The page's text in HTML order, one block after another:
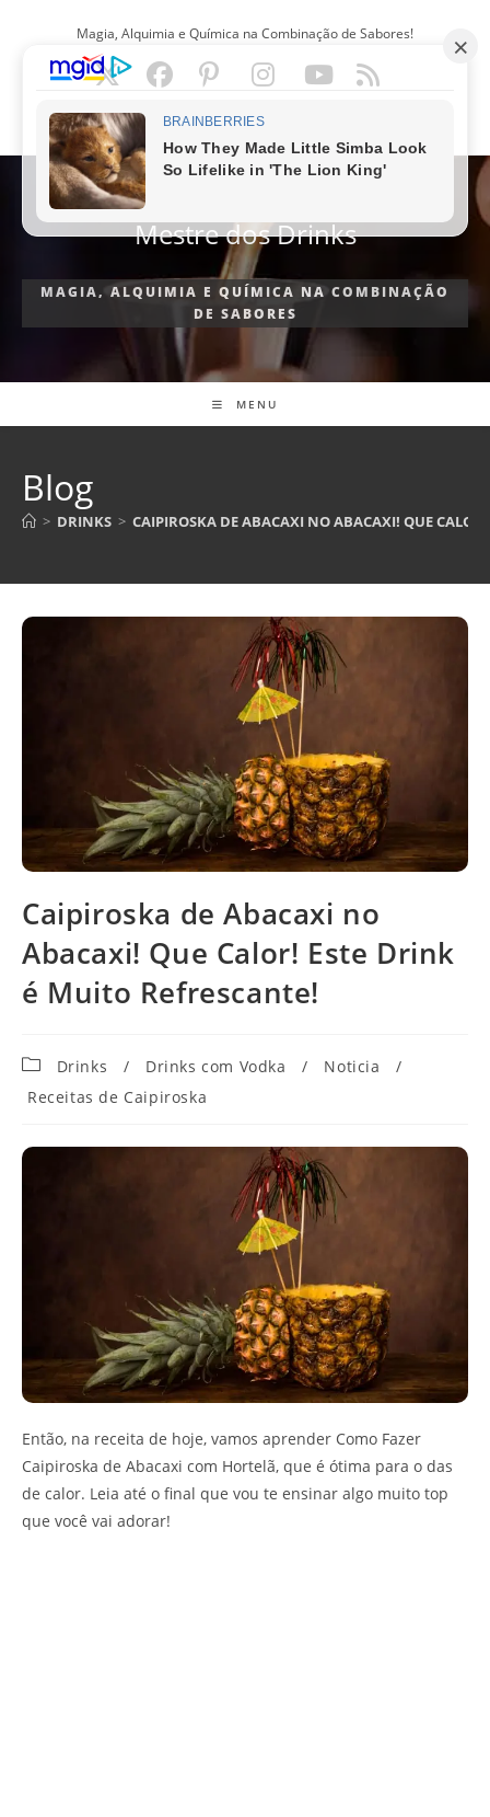
Magia, Alquimia e Química na Combinação de Sabores!
PORTUGUÊS
Mestre dos Drinks
MAGIA, ALQUIMIA E QUÍMICA NA COMBINAÇÃO
DE SABORES
MENU
Blog
> DRINKS > CAIPIROSKA DE ABACAXI NO ABACAXI! QUE
Caipiroska de Abacaxi no
Abacaxi! Que Calor! Este Drink
é Muito Refrescante!
Categoria
post:
Drinks / Drinks com Vodka / Noticia
/
Receitas de Caipiroska
Então, na receita de hoje, vamos aprender Como Fazer
Caipiroska de Abacaxi com Hortelã, que é ótima para o das
de calor. Leia até o final que vou te ensinar algo muito top
que você vai adorar!